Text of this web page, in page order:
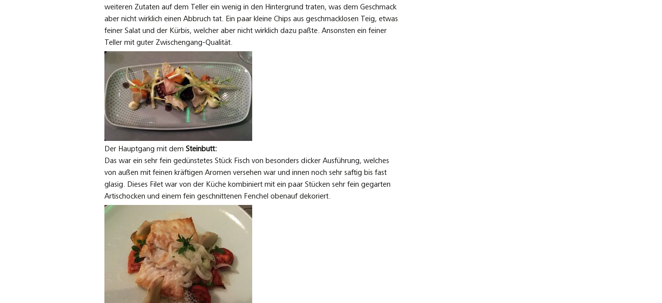
weiteren Zutaten auf dem Teller ein wenig in den Hintergrund traten, was dem Geschmack
aber nicht wirklich einen Abbruch tat. Ein paar kleine Chips aus geschmacklosen Teig, etwas
feiner Salat und der Kürbis, welcher aber nicht wirklich dazu paßte. Ansonsten ein feiner
Teller mit guter Zwischengang-Qualität.
Der Hauptgang mit dem Steinbutt:
Das war ein sehr fein gedünstetes Stück Fisch von besonders dicker Ausführung, welches
von außen mit feinen kräftigen Aromen versehen war und innen noch sehr saftig bis fast
glasig. Dieses Filet war von der Küche kombiniert mit ein paar Stücken sehr fein gegarten
Artischocken und einem fein geschnittenen Fenchel obenauf dekoriert.